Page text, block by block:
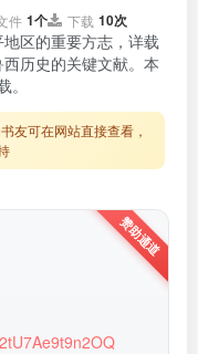
件 1个 下载 10次
地区的重要方志，详载
历史的关键文献。本
友可在网站直接查看，